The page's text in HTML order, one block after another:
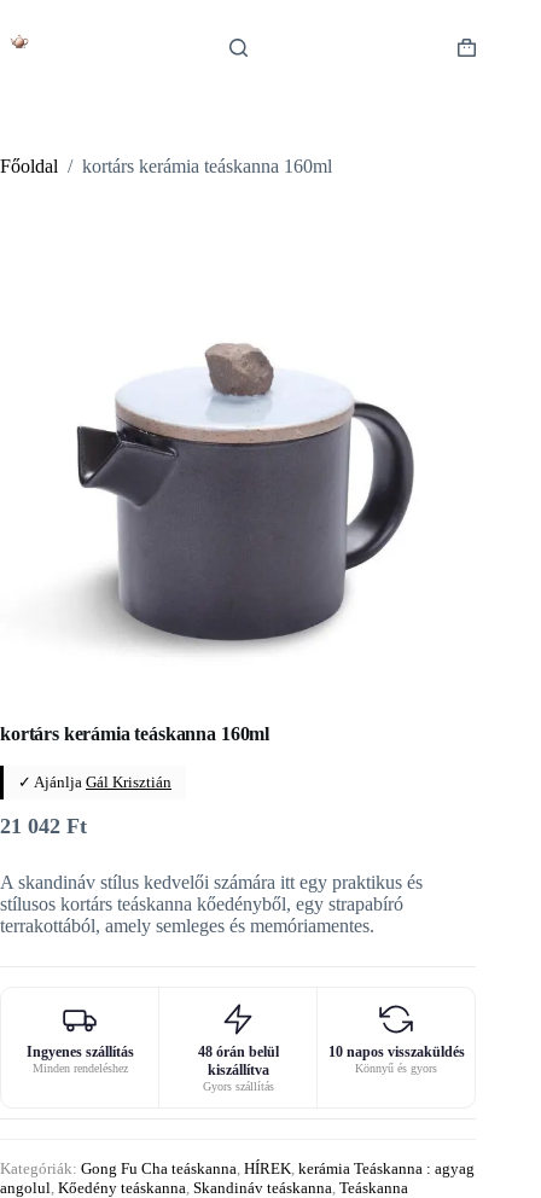
content
Shopping
Főoldal / kortárs kerámia teáskanna 160ml
kortárs kerámia teáskanna 160ml
✓ Ajánlja Gál Krisztián
21 042 Ft
A skandináv stílus kedvelői számára itt egy praktikus és
stílusos kortárs teáskanna kőedényből, egy strapabíró
terrakottából, amely semleges és memóriamentes.
Ingyenes szállítás
Minden rendeléshez
48 órán belül
kiszállítva
Gyors szállítás
10 napos visszaküldés
Könnyű és gyors
Kategóriák: Gong Fu Cha teáskanna HÍREK kerámia Teáskanna : agyag
angolul Kőedény teáskanna Skandináv teáskanna Teáskanna